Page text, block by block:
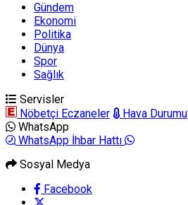
Gündem
Ekonomi
Politika
Dünya
Spor
Sağlık
Servisler
Nöbetçi Eczaneler
Hava Durumu
WhatsApp
WhatsApp İhbar Hattı
Sosyal Medya
Facebook